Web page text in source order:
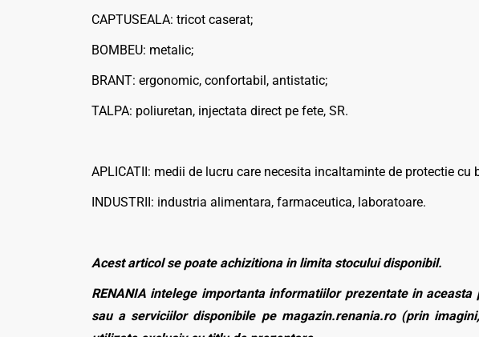
CAPTUSEALA: tricot caserat;
BOMBEU: metalic;
BRANT: ergonomic, confortabil, antistatic;
TALPA: poliuretan, injectata direct pe fete, SR.
APLICATII: medii de lucru care necesita incaltaminte de protectie cu
INDUSTRII: industria alimentara, farmaceutica, laboratoare.
Acest articol se poate achizitiona in limita stocului disponibil.
RENANIA intelege importanta informatiilor prezentate in
sau a serviciilor disponibile pe magazin.renania.ro (prin